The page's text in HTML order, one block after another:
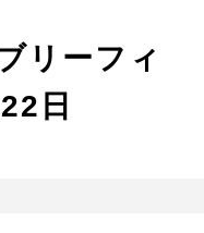
リーフィ
日